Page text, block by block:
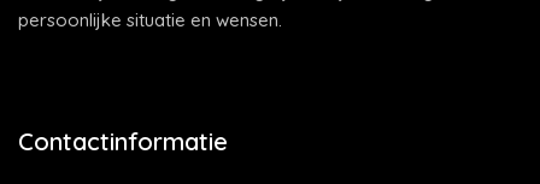
persoonlijke situatie en wensen.
Contactinformatie